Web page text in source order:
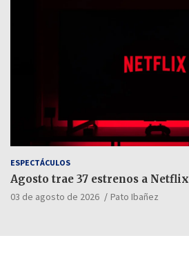
ESPECTÁCULOS
Agosto trae 37 estrenos a Netflix
03 de agosto de 2026 Pato Ibañez